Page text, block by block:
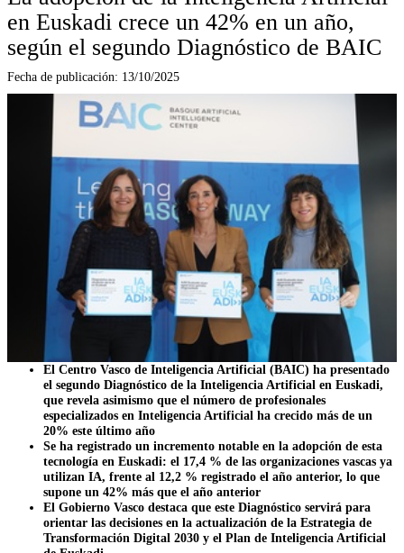
en Euskadi crece un 42% en un año,
según el segundo Diagnóstico de BAIC
Fecha de publicación: 13/10/2025
El Centro Vasco de Inteligencia Artificial (BAIC) ha presentado
el segundo Diagnóstico de la Inteligencia Artificial en Euskadi,
que revela asimismo que el número de profesionales
especializados en Inteligencia Artificial ha crecido más de un
20% este último año
Se ha registrado un incremento notable en la adopción de esta
tecnología en Euskadi: el 17,4 % de las organizaciones vascas ya
utilizan IA, frente al 12,2 % registrado el año anterior, lo que
supone un 42% más que el año anterior
El Gobierno Vasco destaca que este Diagnóstico servirá para
orientar las decisiones en la actualización de la Estrategia de
Transformación Digital 2030 y el Plan de Inteligencia Artificial